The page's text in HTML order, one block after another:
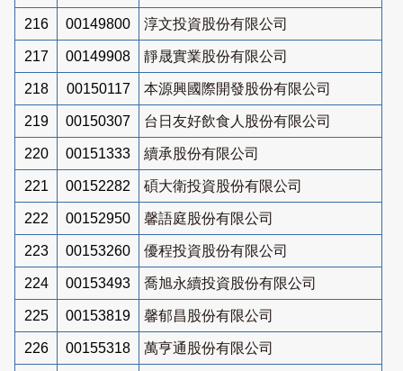
216 00149800 淳文投資股份有限公司
217 00149908 靜晟實業股份有限公司
218 00150117 本源興國際開發股份有限公司
219 00150307 台日友好飲食人股份有限公司
220 00151333 續承股份有限公司
221 00152282 碩大衛投資股份有限公司
222 00152950 馨語庭股份有限公司
223 00153260 優程投資股份有限公司
224 00153493 喬旭永續投資股份有限公司
225 00153819 馨郁昌股份有限公司
226 00155318 萬亨通股份有限公司